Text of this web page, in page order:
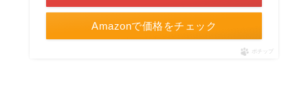
Amazonで価格をチェック
ポチップ